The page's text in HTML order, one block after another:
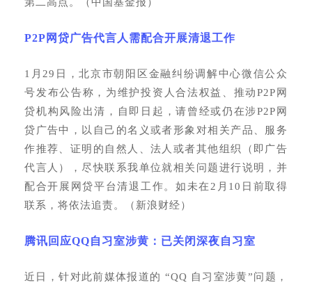
P2P网贷广告代言人需配合开展清退工作
1月29日，北京市朝阳区金融纠纷调解中心微信公众
号发布公告称，为维护投资人合法权益、推动P2P网
贷机构风险出清，自即日起，请曾经或仍在涉P2P网
贷广告中，以自己的名义或者形象对相关产品、服务
作推荐、证明的自然人、法人或者其他组织（即广告
代言人），尽快联系我单位就相关问题进行说明，并
配合开展网贷平台清退工作。如未在2月10日前取得
联系，将依法追责。（新浪财经）
腾讯回应QQ自习室涉黄：已关闭深夜自习室
近日，针对此前媒体报道的 “QQ 自习室涉黄”问题，